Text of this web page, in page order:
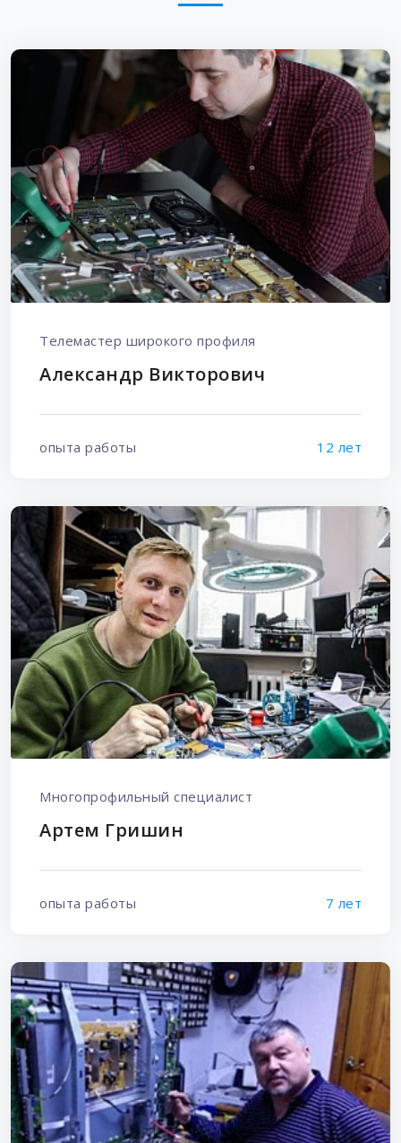
Телемастер широкого профиля
Александр Викторович
опыта работы 12 лет
Многопрофильный специалист
Артем Гришин
опыта работы 7 лет